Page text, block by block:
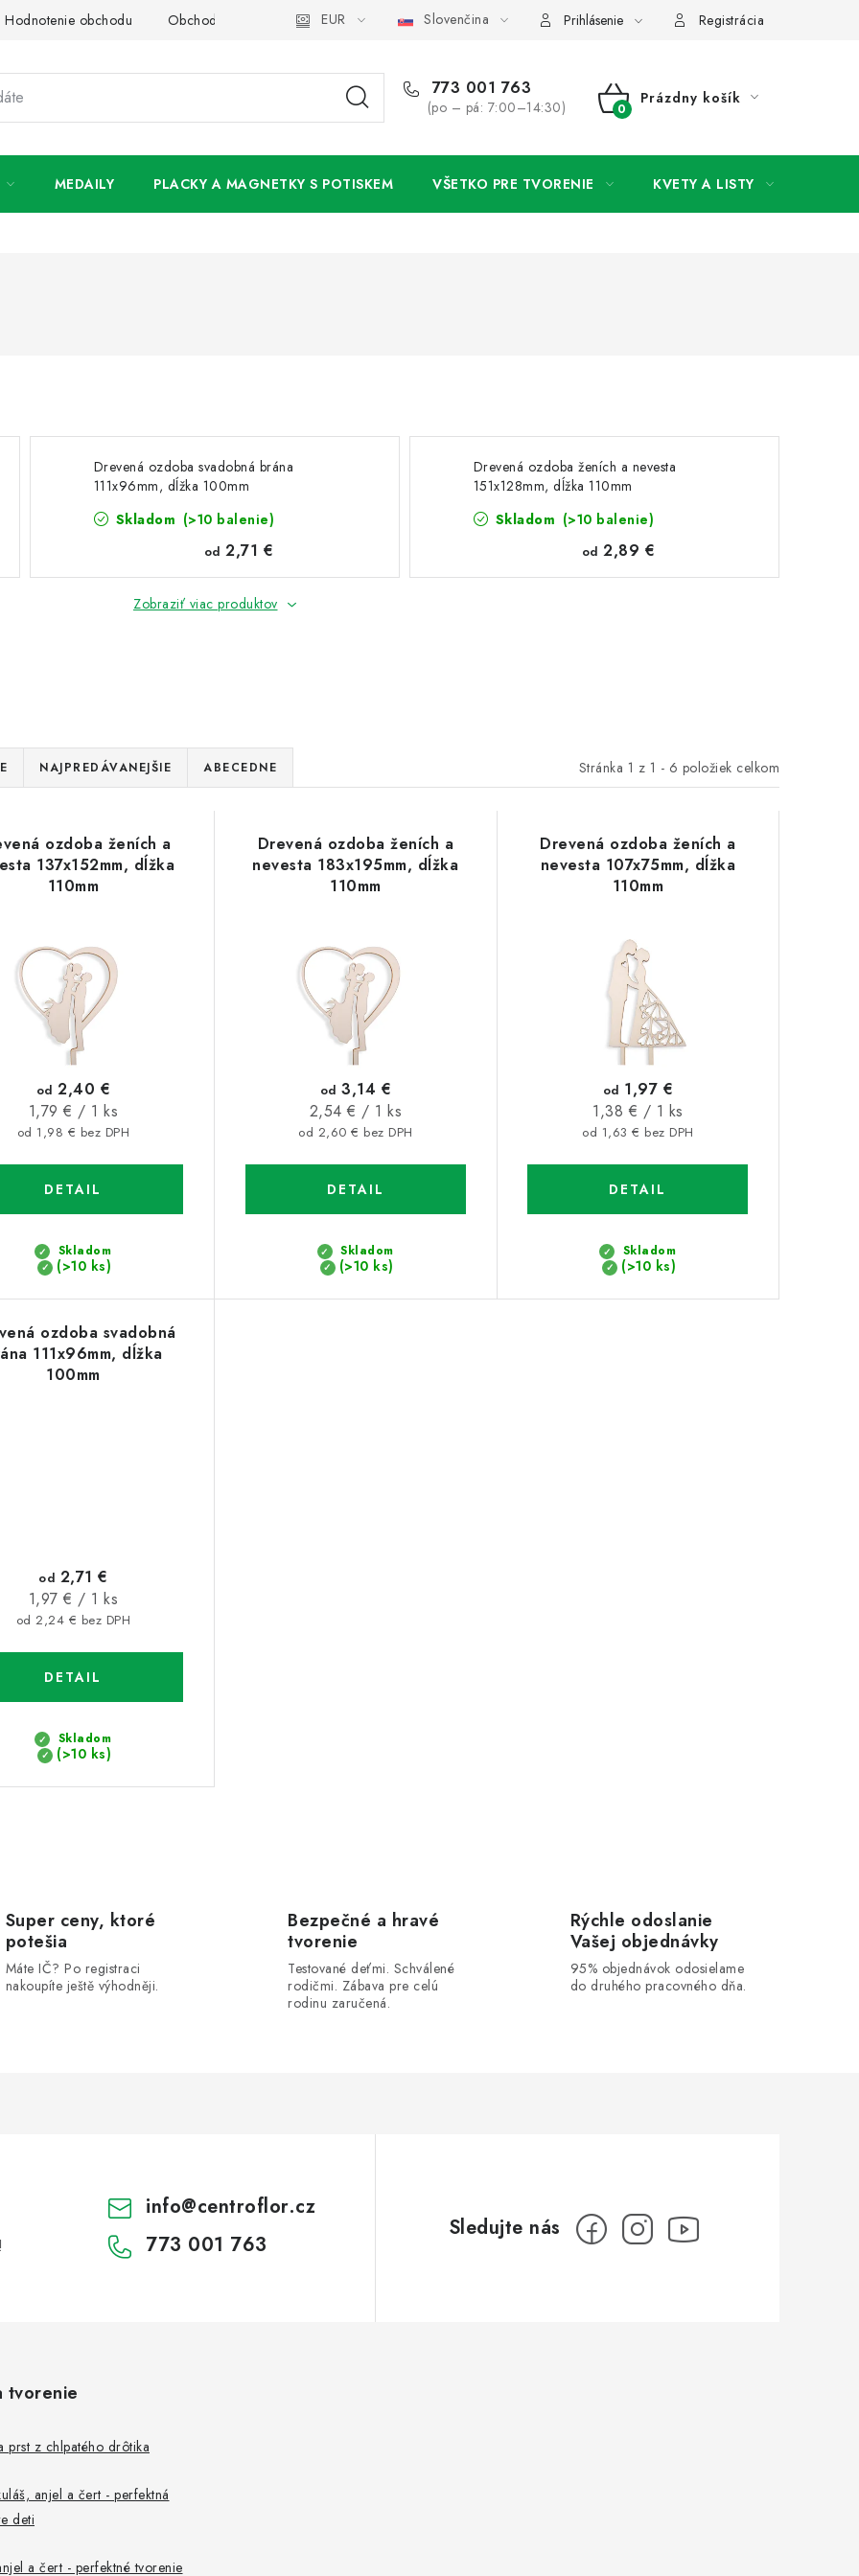
Hodnotenie obchodu Obchodné podmienky Podmienky ochrany osobných údajov Ako získať lepšie ceny?
EUR Slovenčina Prihlásenie Registrácia
773 001 763
(po – pá: 7:00–14:30)
NÁKUPNÝ
Prázdny košík
MEDAILY PLACKY A MAGNETKY S POTISKEM VŠETKO PRE TVORENIE KVETY A LISTY
Drevená ozdoba svadobná brána
111x96mm, dĺžka 100mm
Skladom (>10 balenie)
od 2,71 €
Drevená ozdoba ženích a nevesta
151x128mm, dĺžka 110mm
Skladom (>10 balenie)
od 2,89 €
Zobraziť viac produktov
Stránka 1 z 1 - 6 položiek celkom
NAJPREDÁVANEJŠIE ABECEDNE
ozdoba ženích a
137x152mm, dĺžka
110mm
Skladom
(>10 ks)
od 1,98 € bez DPH
od 2,40 €
Jednotková
cena:
1,79 € / 1 ks
DETAIL
Drevená ozdoba ženích a
nevesta 183x195mm, dĺžka
110mm
Skladom
(>10 ks)
od 2,60 € bez DPH
od 3,14 €
Jednotková
cena:
2,54 € / 1 ks
DETAIL
Drevená ozdoba ženích a
nevesta 107x75mm, dĺžka
110mm
Skladom
(>10 ks)
od 1,63 € bez DPH
od 1,97 €
Jednotková
cena:
1,38 € / 1 ks
DETAIL
ozdoba svadobná
111x96mm, dĺžka
100mm
Skladom
(>10 ks)
od 2,24 € bez DPH
od 2,71 €
Jednotková
cena:
1,97 € / 1 ks
DETAIL
Super ceny, ktoré
potešia
Máte IČ? Po registraci
nakoupíte ještě výhodněji.
Bezpečné a hravé
tvorenie
Testované deťmi. Schválené
rodičmi. Zábava pre celú
rodinu zaručená.
Rýchle odoslanie
Vašej objednávky
95% objednávok odosielame
do druhého pracovného dňa.
info@centroflor.cz
773 001 763
tvorenie
prst z chlpatého drôtika
anjel a čert - perfektná
deti
a čert - perfektné tvorenie